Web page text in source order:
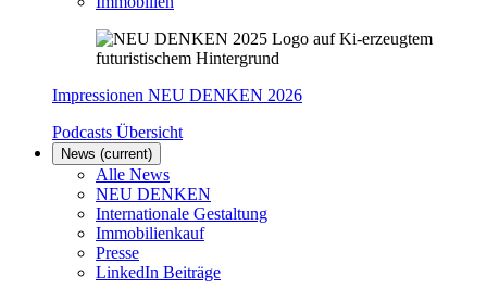
Impressionen NEU DENKEN 2026
Podcasts Übersicht
News (current)
Alle News
NEU DENKEN
Internationale Gestaltung
Immobilienkauf
Presse
LinkedIn Beiträge